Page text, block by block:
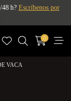
48 h? Escríbenos por
0
VACA